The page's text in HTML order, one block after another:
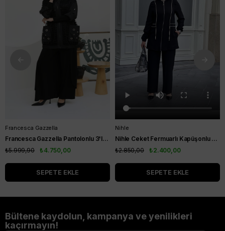
Francesca Gazzella
Francesca Gazzella Pantolonlu 3'lü Takım Siyah
₺4.750,00
₺5.999,90
SEPETE EKLE
Nihle
Nihle Ceket Fermuarlı Kapüşonlu Pantolonlu Spor Bayan Takım Siyah
₺2.400,00
₺2.850,00
SEPETE EKLE
Bültene kaydolun, kampanya ve yenilikleri
kaçırmayın!